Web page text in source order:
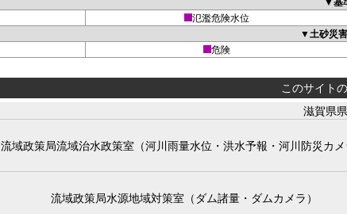
▼基
氾濫危険水位
▼土砂災
危険
このサイト
滋賀県
流域政策局流域治水政策室（河川雨量水位・洪水予報・河川防災カメ
流域政策局水源地域対策室（ダム諸量・ダムカメラ）